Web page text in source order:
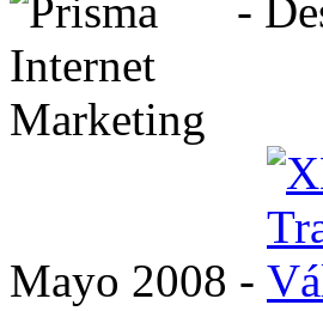
-
Mayo 2008 -